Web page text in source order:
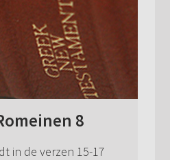
8
in de verzen 15-17